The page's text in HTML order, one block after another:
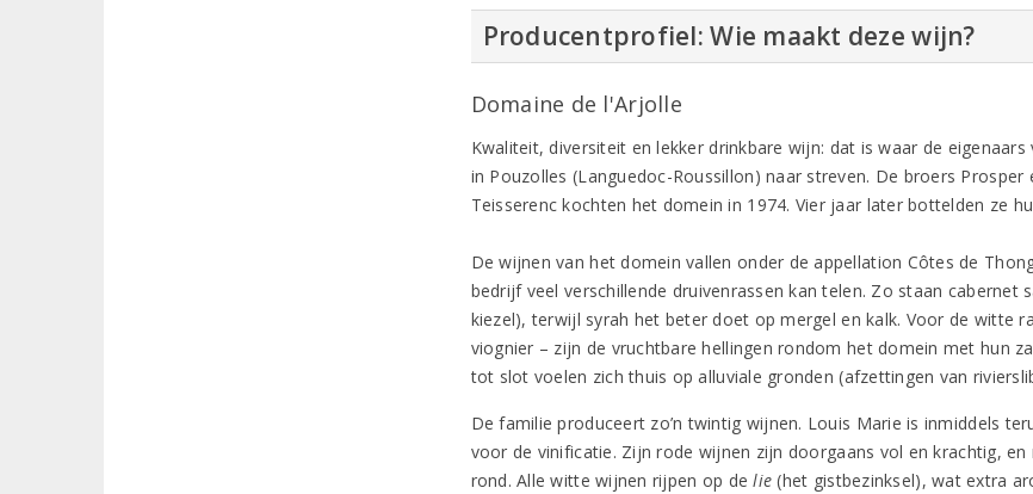
Producentprofiel: Wie maakt deze wijn?
Domaine de l'Arjolle
Kwaliteit, diversiteit en lekker drinkbare wijn: dat is waar de eigenaars
in Pouzolles (Languedoc-Roussillon) naar streven. De broers Prosper
Teisserenc kochten het domein in 1974. Vier jaar later bottelden ze
De wijnen van het domein vallen onder de appellation Côtes de
bedrijf veel verschillende druivenrassen kan telen. Zo staan cabernet
kiezel), terwijl syrah het beter doet op mergel en kalk. Voor de witte
viognier – zijn de vruchtbare hellingen rondom het domein met hun
tot slot voelen zich thuis op alluviale gronden (afzettingen van
De familie produceert zo’n twintig wijnen. Louis Marie is inmiddels
voor de vinificatie. Zijn rode wijnen zijn doorgaans vol en krachtig,
rond. Alle witte wijnen rijpen op delie(het gistbezinksel), wat extra